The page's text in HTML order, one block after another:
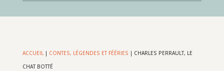
ACCUEIL| CONTES, LÉGENDES ET FÉÉRIES | CHARLES PERRAULT, LE
CHAT BOTTÉ